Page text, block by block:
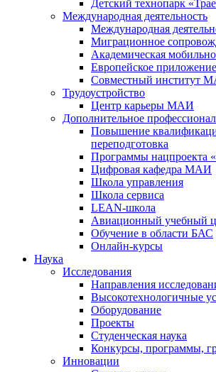
Детский технопарк
Международная деятельность
Международная
Миграционное
Академическая
Европейское
Совместный
Трудоустройство
Центр карьеры МАИ
Дополнительное
Повышение
переподготовка
Программы нацпроекта
Цифровая кафедра МАИ
Школа управления
Школа сервиса
LEAN-школа
Авиационный учебный
Обучение в области БАС
Онлайн-курсы
Наука
Исследования
Направления
Высокотехнологичные
Оборудование
Проекты
Студенческая наука
Конкурсы, программы,
Инновации